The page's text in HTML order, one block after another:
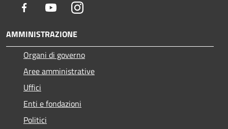
Facebook YoutubeInstagram
AMMINISTRAZIONE
Organi di governo
Aree amministrative
Uffici
Enti e fondazioni
Politici